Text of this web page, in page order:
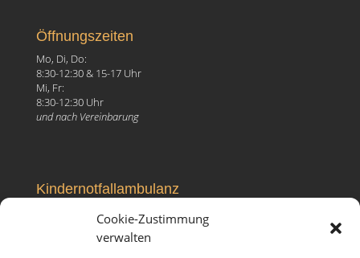
Cookie-Zustimmung
verwalten
Öffnungszeiten
Mo, Di, Do:
8:30-12:30 & 15-17 Uhr
Mi, Fr:
8:30-12:30 Uhr
und nach Vereinbarung
Kindernotfallambulanz
Elisabeth-Krankenhaus
Ruhrallee 81, 45138 Essen
Fon 0201.27 99 096